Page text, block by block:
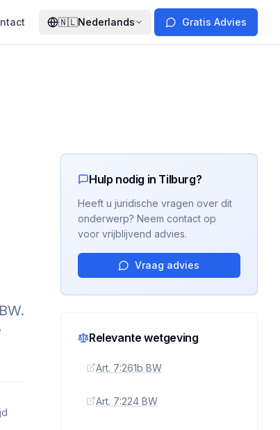
🇳🇱Nederlands Gratis Advies
Hulp nodig in Tilburg?
Heeft u juridische vragen over dit
onderwerp? Neem contact op
voor vrijblijvend advies.
Vraag advies
Relevante wetgeving
Art. 7:261b BW
Art. 7:224 BW